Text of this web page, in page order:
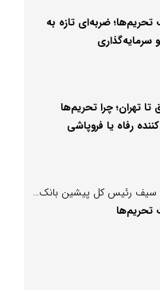
تحریم‌ها؛ ضربه‌ای تازه به
سرمایه‌گذاری
تا تهران؛ چرا تحریم‌ها
رفاه یا فروپاشی
ولی الله سیف رئیس کل پیشین بانک مرکزی نوشت:
تحریم‌ها